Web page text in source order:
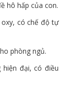
hô hấp của con.
có chế độ tự
phòng ngủ.
hiện đại, có điều